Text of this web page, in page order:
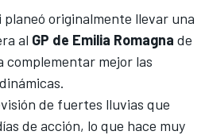
originalmente llevar una
al GP de Emilia Romagna de
complementar mejor las
de fuertes lluvias que
de acción, lo que hace muy